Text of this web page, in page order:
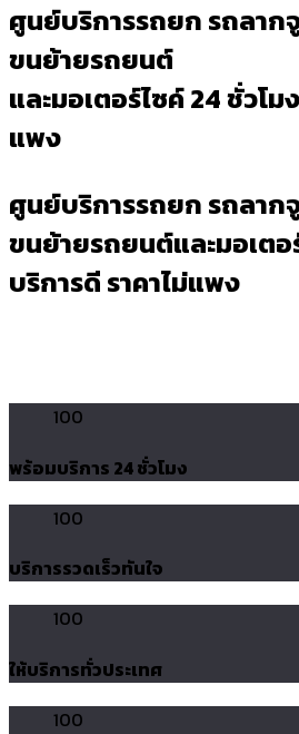
ศูนย์บริการรถยก รถลาก
ขนย้ายรถยนต์
และมอเตอร์ไซค์ 24 ชั่วโม
แพง
ศูนย์บริการรถยก รถลาก
ขนย้ายรถยนต์และมอเตอ
บริการดี ราคาไม่แพง
100
พร้อมบริการ 24 ชั่วโมง
100
บริการรวดเร็วทันใจ
100
ให้บริการทั่วประเทศ
100